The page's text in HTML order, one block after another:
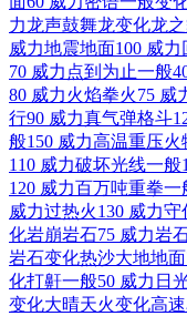
力龙声鼓舞龙变化龙
威力地震地面100 威力
70 威力 点到为止一般
80 威力火焰拳火75 威
行90 威力真气弹格斗
般150 威力高温重压火
110 威力破坏光线一般
120 威力百万吨重拳一
威力过热火130 威力守
化岩崩岩石75 威力岩
岩石变化热沙大地地面
化打鼾一般50 威力 日
变化大晴天火变化高